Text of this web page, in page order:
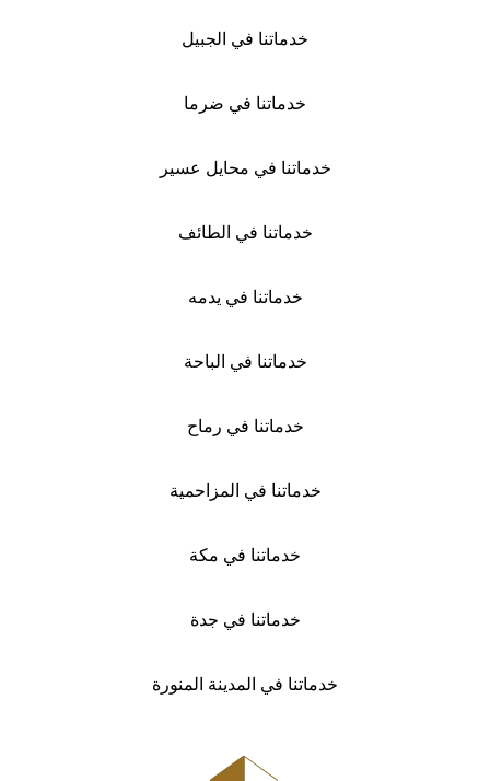
خدماتنا في الجبيل
خدماتنا في ضرما
خدماتنا في محايل عسير
خدماتنا في الطائف
خدماتنا في يدمه
خدماتنا في الباحة
خدماتنا في رماح
خدماتنا في المزاحمية
خدماتنا في مكة
خدماتنا في جدة
خدماتنا في المدينة المنورة